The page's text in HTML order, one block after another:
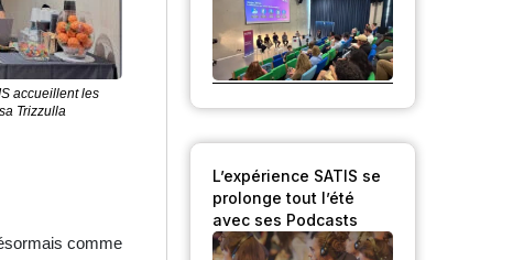
accueillent les
Trizzulla
comme
L’expérience SATIS se
prolonge tout l’été
avec ses Podcasts